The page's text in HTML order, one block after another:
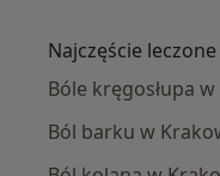
Najczęście
Bóle kręgosłupa
Ból barku w